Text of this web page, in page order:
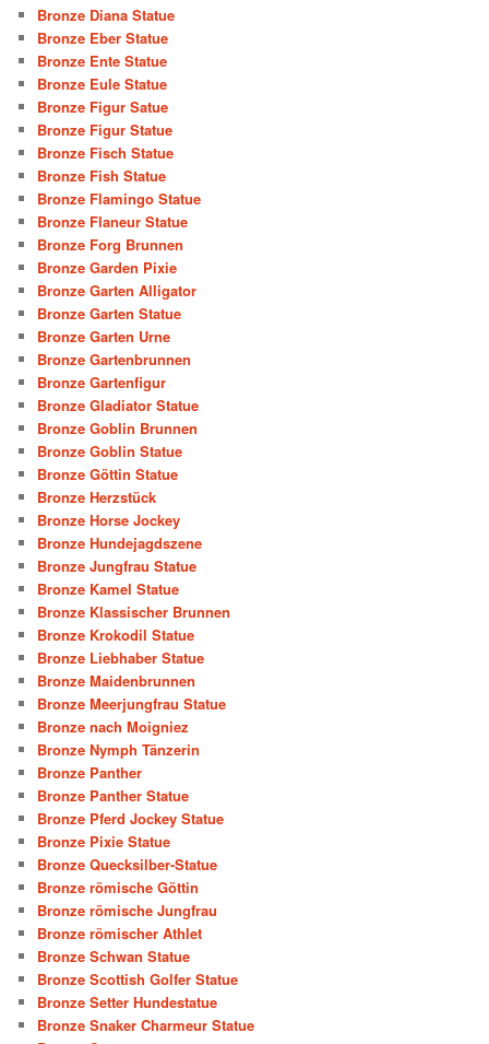
Bronze Diana Statue
Bronze Eber Statue
Bronze Ente Statue
Bronze Eule Statue
Bronze Figur Satue
Bronze Figur Statue
Bronze Fisch Statue
Bronze Fish Statue
Bronze Flamingo Statue
Bronze Flaneur Statue
Bronze Forg Brunnen
Bronze Garden Pixie
Bronze Garten Alligator
Bronze Garten Statue
Bronze Garten Urne
Bronze Gartenbrunnen
Bronze Gartenfigur
Bronze Gladiator Statue
Bronze Goblin Brunnen
Bronze Goblin Statue
Bronze Göttin Statue
Bronze Herzstück
Bronze Horse Jockey
Bronze Hundejagdszene
Bronze Jungfrau Statue
Bronze Kamel Statue
Bronze Klassischer Brunnen
Bronze Krokodil Statue
Bronze Liebhaber Statue
Bronze Maidenbrunnen
Bronze Meerjungfrau Statue
Bronze nach Moigniez
Bronze Nymph Tänzerin
Bronze Panther
Bronze Panther Statue
Bronze Pferd Jockey Statue
Bronze Pixie Statue
Bronze Quecksilber-Statue
Bronze römische Göttin
Bronze römische Jungfrau
Bronze römischer Athlet
Bronze Schwan Statue
Bronze Scottish Golfer Statue
Bronze Setter Hundestatue
Bronze Snaker Charmeur Statue